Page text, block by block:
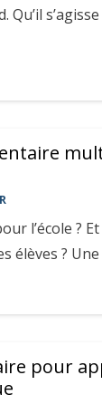
s’agisse
l’école ?
élèves ? Une
pour